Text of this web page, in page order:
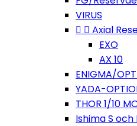
VIRUS
  Axial
EXO
AX 10
ENIGMA/
YADA-
THOR 1/10
Ishima S och